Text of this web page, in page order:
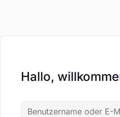
Hallo,